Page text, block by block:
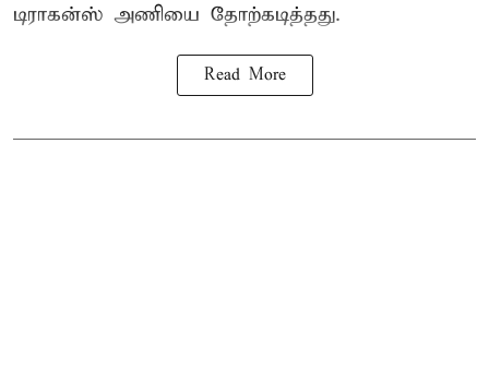
டிராகன்ஸ் அணியை தோற்கடித்தது.
Read More